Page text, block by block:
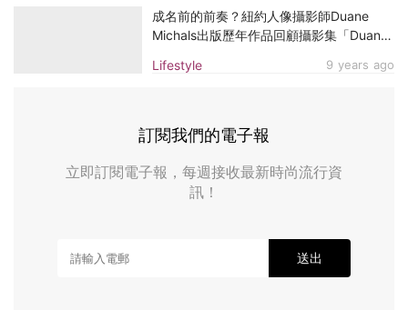
Lifestyle 9 years ago
成名前的前奏？紐約人像攝影師Duane
Michals出版歷年作品回顧攝影集「Duane
訂閱我們的電子報
立即訂閱電子報，每週接收最新時尚流行資
訊！
送出